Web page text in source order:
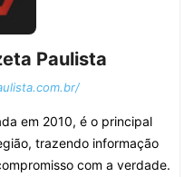
Paulista
em 2010, é o principal
trazendo informação
com a verdade.